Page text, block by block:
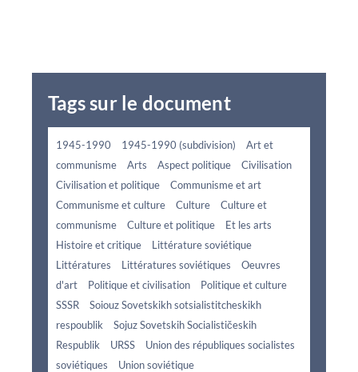
Tags sur le document
1945-1990 1945-1990 (subdivision)
Art et
communisme
Arts Aspect politique
Civilisation
Civilisation et politique
Communisme et art
Communisme et culture
Culture
Culture et
communisme
Culture et politique
Et les arts
Histoire et critique
Littérature soviétique
Littératures
Littératures soviétiques
Oeuvres
d'art
Politique et civilisation
Politique et culture
SSSR
Soiouz Sovetskikh sotsialistitcheskikh
respoublik
Sojuz Sovetskih Socialističeskih
Respublik
URSS
Union des républiques socialistes
soviétiques
Union soviétique